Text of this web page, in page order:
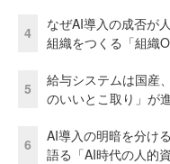
4
なぜAI導入の成否が
組織をつくる「組織
5
給与システムは国産
のいいとこ取り」が
6
AI導入の明暗を分け
語る「AI時代の人的